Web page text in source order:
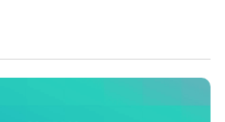
： https://fstry.pse.is/9d7lr7
匯兌損失，應評估涉及自身情
詳見網站資訊。 —— 以上為
永續減碳、綠色消費與友善
流量、高耗能的百貨零售業該如